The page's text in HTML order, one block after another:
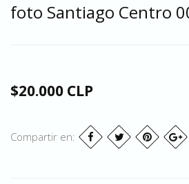
foto Santiago Centro
$20.000 CLP
Compartir en: